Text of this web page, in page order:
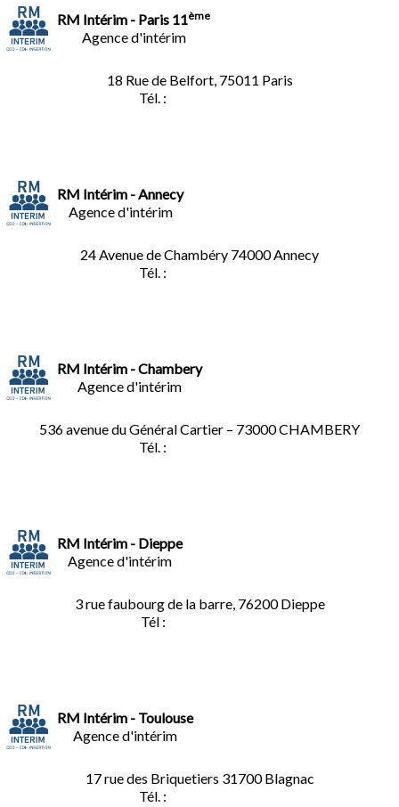
RM Intérim - Paris 11ème
Agence d'intérim
18 Rue de Belfort, 75011 Paris
Tél. :
RM Intérim - Annecy
Agence d'intérim
24 Avenue de Chambéry 74000 Annecy
Tél. :
RM Intérim - Chambery
Agence d'intérim
536 avenue du Général Cartier – 73000 CHAMBERY
Tél. :
RM Intérim - Dieppe
Agence d'intérim
3 rue faubourg de la barre, 76200 Dieppe
Tél :
RM Intérim - Toulouse
Agence d'intérim
17 rue des Briquetiers 31700 Blagnac
Tél. :